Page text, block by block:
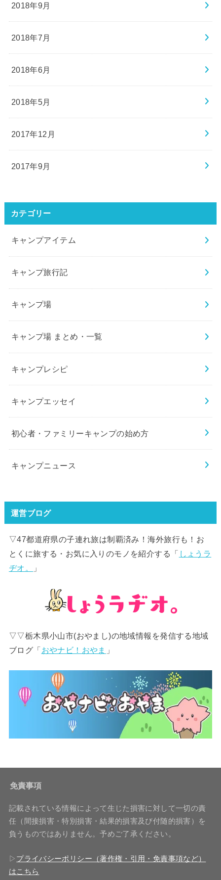
2018年9月
2018年7月
2018年6月
2018年5月
2017年12月
2017年9月
カテゴリー
キャンプアイテム
キャンプ旅行記
キャンプ場
キャンプ場 まとめ・一覧
キャンプレシピ
キャンプエッセイ
初心者・ファミリーキャンプの始め方
キャンプニュース
運営ブログ
▽47都道府県の子連れ旅は制覇済み！海外旅行も！お
とくに旅する・お気に入りのモノを紹介する「 しょうラ
ヂオ。
」
▽▽栃木県小山市(おやまし)の地域情報を発信する地域
ブログ「おやナビ！おやま 」
免責事項
記載されている情報によって生じた損害に対して一切の責
任（間接損害・特別損害・結果的損害及び付随的損害）を
負うものではありません。予めご了承ください。
▷ プライバシーポリシー（著作権・引用・免責事項など）
はこちら